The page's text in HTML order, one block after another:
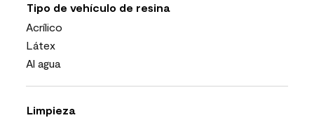
Tipo de vehículo de resina
Acrílico
Látex
Al agua
Limpieza